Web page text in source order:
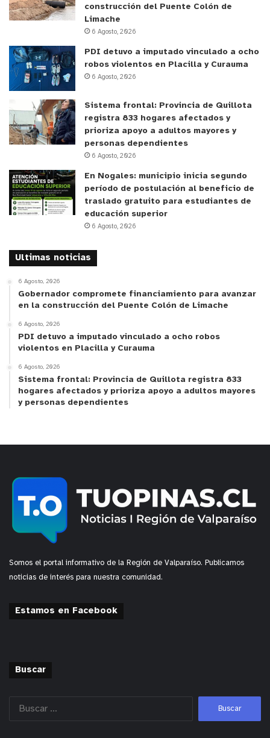
construcción del Puente Colón de
Limache
6 Agosto, 2026
PDI detuvo a imputado vinculado a ocho
robos violentos en Placilla y Curauma
6 Agosto, 2026
Sistema frontal: Provincia de Quillota
registra 833 hogares afectados y
prioriza apoyo a adultos mayores y
personas dependientes
6 Agosto, 2026
En Nogales: municipio inicia segundo
período de postulación al beneficio de
traslado gratuito para estudiantes de
educación superior
6 Agosto, 2026
Ultimas noticias
6 Agosto, 2026
Gobernador compromete financiamiento para avanzar
en la construcción del Puente Colón de Limache
6 Agosto, 2026
PDI detuvo a imputado vinculado a ocho robos
violentos en Placilla y Curauma
6 Agosto, 2026
Sistema frontal: Provincia de Quillota registra 833
hogares afectados y prioriza apoyo a adultos mayores
y personas dependientes
Somos el portal informativo de la Región de Valparaíso. Publicamos
noticias de interés para nuestra comunidad.
Estamos en Facebook
Buscar